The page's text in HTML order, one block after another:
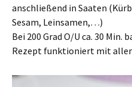
anschließend in Saaten
Sesam, Leinsamen,…)
Bei 200 Grad O/U ca. 30 Min.
Rezept funktioniert mit